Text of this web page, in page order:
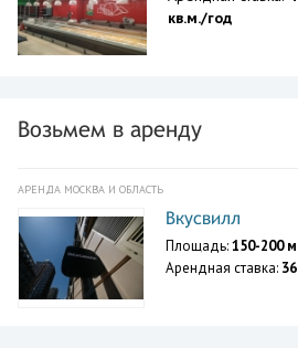
кв.м./год
Возьмем в аренду
АРЕНДА МОСКВА И ОБЛАСТЬ
Вкусвилл
Площадь:150-200
Арендная ставка: